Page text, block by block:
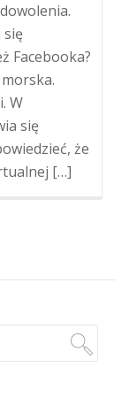
Facebooka?
W
się
że
[…]